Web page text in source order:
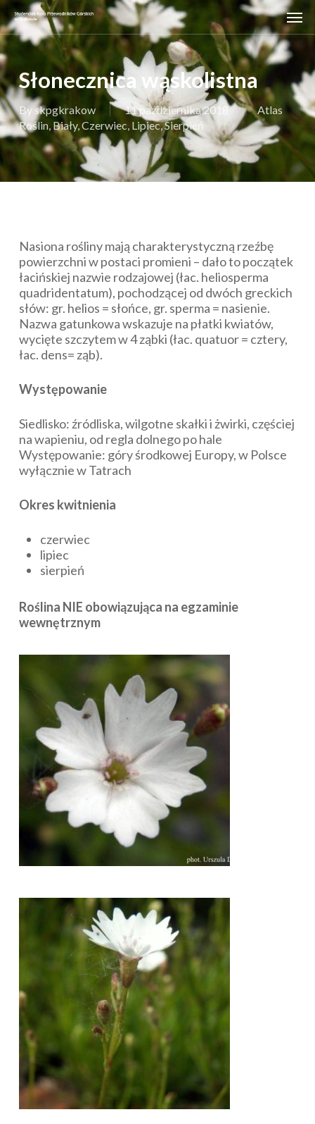
Skip
to
main
content
Słonecznica wąskolistna
By skpgkrakow 11 października 2018
Atlas
Roślin,Biały,Czerwiec, Lipiec,Sierpień
Nasiona rośliny mają charakterystyczną rzeźbę
powierzchni w postaci promieni – dało to początek
łacińskiej nazwie rodzajowej (łac. heliosperma
quadridentatum), pochodzącej od dwóch greckich
słów: gr. helios = słońce, gr. sperma = nasienie.
Nazwa gatunkowa wskazuje na płatki kwiatów,
wycięte szczytem w 4 ząbki (łac. quatuor= cztery,
łac. dens= ząb).
Występowanie
Siedlisko: źródliska, wilgotne skałki i żwirki, częściej
na wapieniu, od regla dolnego po hale
Występowanie: góry środkowej Europy, w Polsce
wyłącznie w Tatrach
Okres kwitnienia
czerwiec
lipiec
sierpień
Roślina NIE obowiązująca na egzaminie
wewnętrznym